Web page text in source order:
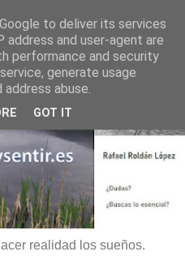
realidad los sueños.
to deliver its services
address and user-agent are
performance and security
generate usage
abuse.
GOT IT